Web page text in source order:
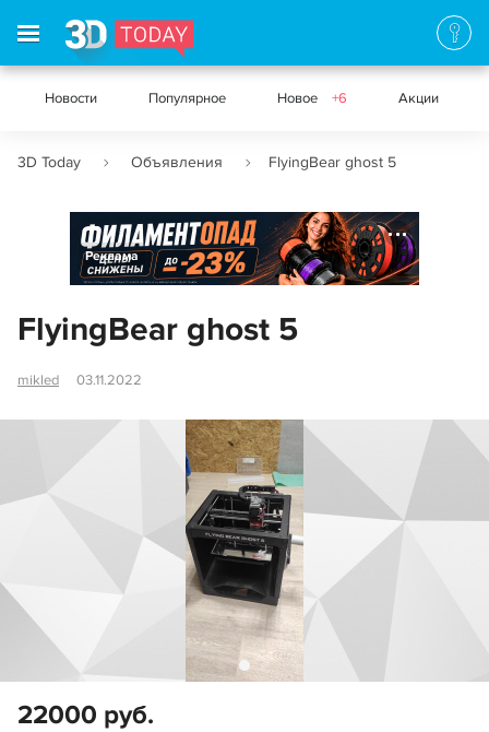
Новости Популярное Новое +6 Акции
3D Today Объявления FlyingBear ghost 5
Реклама
FlyingBear ghost 5
mikled 03.11.2022
22000 руб.